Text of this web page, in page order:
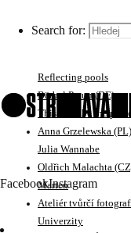
Search for:
FacebookInstagram
Iren Stehli (CH)
Krejčí Sláma
Reflecting pools
Bärbel Praun (DE)
This must be the place
Anna Grzelewska (PL)
Julia Wannabe
Oldřich Malachta
Marten
Ateliér tvůrčí
Univerzity